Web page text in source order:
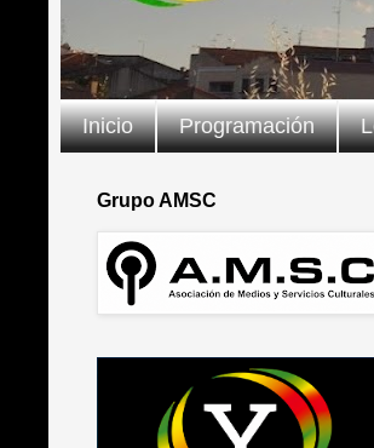
Inicio Programación
Grupo AMSC